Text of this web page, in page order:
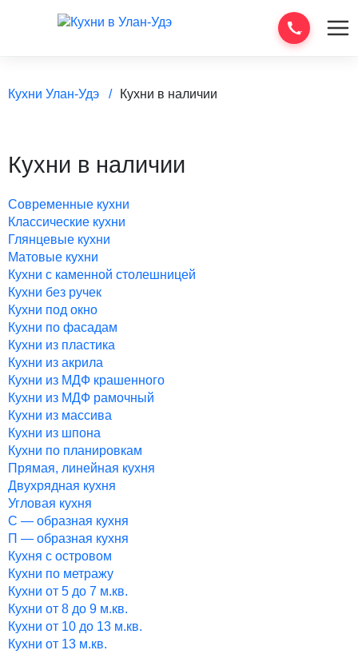
Кухни Улан-Удэ Кухни в наличии
Кухни в наличии
Современные кухни
Классические кухни
Глянцевые кухни
Матовые кухни
Кухни с каменной столешницей
Кухни без ручек
Кухни под окно
Кухни по фасадам
Кухни из пластика
Кухни из акрила
Кухни из МДФ крашенного
Кухни из МДФ рамочный
Кухни из массива
Кухни из шпона
Кухни по планировкам
Прямая, линейная кухня
Двухрядная кухня
Угловая кухня
С — образная кухня
П — образная кухня
Кухня с островом
Кухни по метражу
Кухни от 5 до 7 м.кв.
Кухни от 8 до 9 м.кв.
Кухни от 10 до 13 м.кв.
Кухни от 13 м.кв.